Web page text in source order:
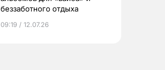
беззаботного отдыха
09:19 / 12.07.26